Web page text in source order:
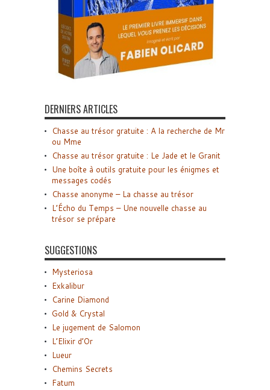
DERNIERS ARTICLES
Chasse au trésor gratuite : A la recherche de Mr
ou Mme
Chasse au trésor gratuite : Le Jade et le Granit
Une boîte à outils gratuite pour les énigmes et
messages codés
Chasse anonyme – La chasse au trésor
L’Écho du Temps – Une nouvelle chasse au
trésor se prépare
SUGGESTIONS
Mysteriosa
Exkalibur
Carine Diamond
Gold & Crystal
Le jugement de Salomon
L’Elixir d’Or
Lueur
Chemins Secrets
Fatum